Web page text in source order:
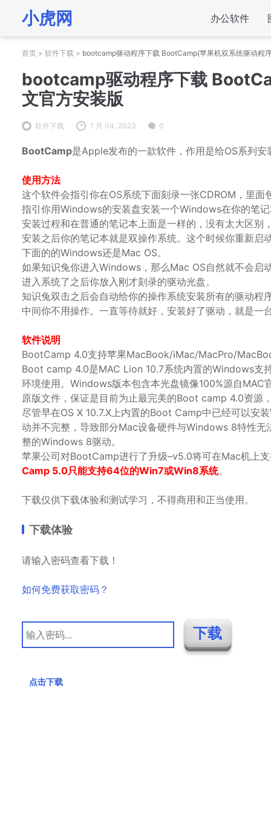
小虎网 办公软件
首页 > 软件下载 > bootcamp驱动程序下载 BootCamp(苹果机双系统驱动程
bootcamp驱动程序下载
文官方安装版
软件下载 7 月 04, 2023 0
BootCamp是Apple发布的一款软件，作用是给OS系列
使用方法
这个软件会指引你在OS系统下面刻录一张CDROM，里面
指引你用Windows的安装盘安装一个Windows在你的笔
安装过程和在普通的笔记本上面是一样的，没有太大区
安装之后你的笔记本就是双操作系统。这个时候你重新
下面的的Windows还是Mac OS。
如果知识兔你进入Windows，那么Mac OS自然就不会
进入系统了之后你放入刚才刻录的驱动光盘。
知识兔双击之后会自动给你的操作系统安装所有的驱动程
中间你不用操作。一直等待就好，安装好了驱动，就是一
软件说明
BootCamp 4.0支持苹果MacBook/iMac/MacPro/
Boot camp 4.0是MAC Lion 10.7系统内置的Windows支
环境使用。Windows版本包含本光盘镜像100%源自
原版文件，保证是目前为止最完美的Boot camp 4.0资源
尽管早在OS X 10.7.X上内置的Boot Camp中已经可以
动并不完整，导致部分Mac设备硬件与Windows 8特性
整的Windows 8驱动。
苹果公司对BootCamp进行了升级–v5.0将可在Mac机上
Camp 5.0只能支持64位的Win7或Win8系统。
下载仅供下载体验和测试学习，不得商用和正当使用。
下载体验
请输入密码查看下载！
如何免费获取密码？
点击下载